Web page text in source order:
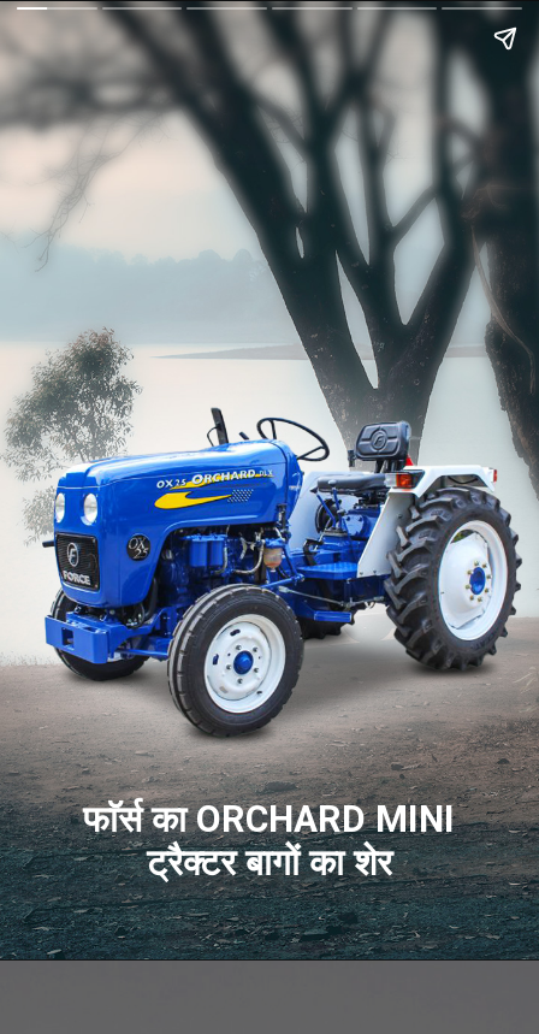
फाॅर्स का ORCHARD MINI
ट्रैक्टर बागों का शेर